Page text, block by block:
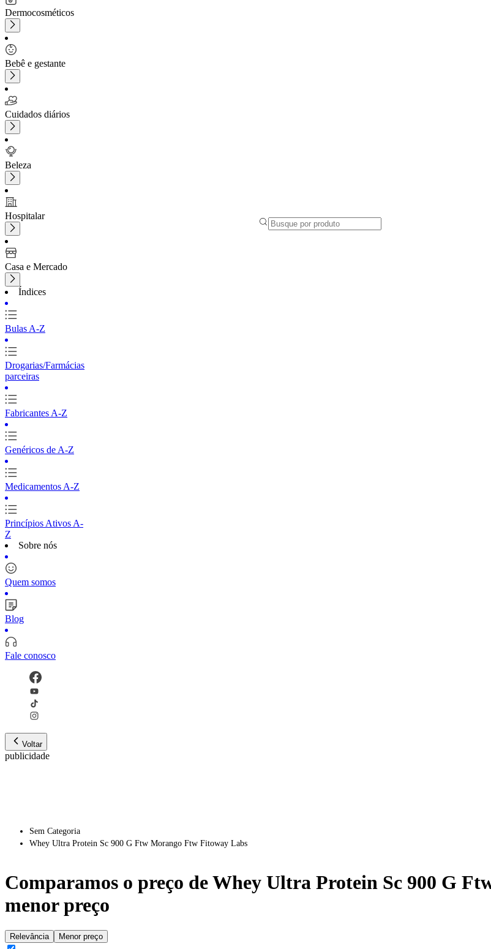
Dermocosméticos
Bebê e gestante
Cuidados diários
Beleza
Hospitalar
Casa e Mercado
Índices
Bulas A-Z
Drogarias/Farmácias
parceiras
Fabricantes A-Z
Genéricos de A-Z
Medicamentos A-Z
Princípios Ativos A-
Z
Sobre nós
Quem somos
Blog
Fale conosco
Voltar
publicidade
Sem Categoria
Whey Ultra Protein Sc 900 G Ftw Morango Ftw Fitoway Labs
Comparamos o preço deWhey Ultra Protein Sc 900 G
menor preço
Relevância Menor preço